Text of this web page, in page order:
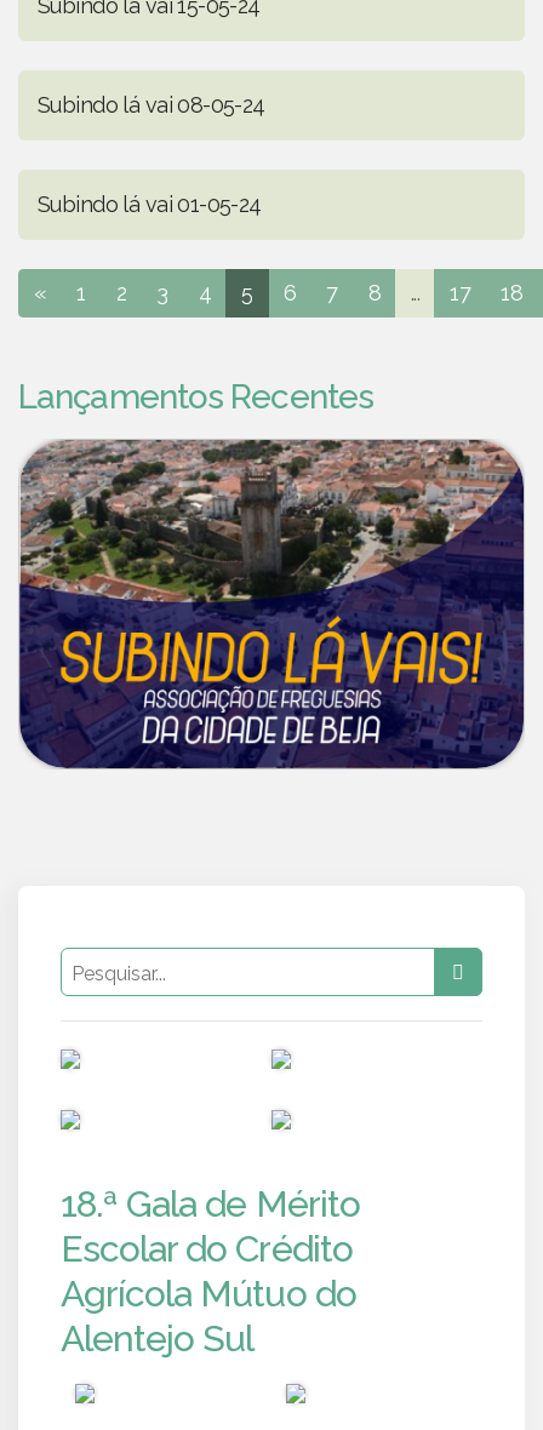
Subindo lá vai 15-05-24
Subindo lá vai 08-05-24
Subindo lá vai 01-05-24
« 1 2 3 4 5 6 7 8 ... 17 18
Lançamentos Recentes
18.ª Gala de Mérito
Escolar do Crédito
Agrícola Mútuo do
Alentejo Sul